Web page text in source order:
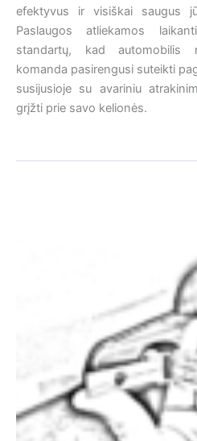
efektyvus ir visiškai saugus
Paslaugos atliekamos
standartų, kad automobilis
komanda pasirengusi suteikti
susijusioje su avariniu
grįžti prie savo kelionės.